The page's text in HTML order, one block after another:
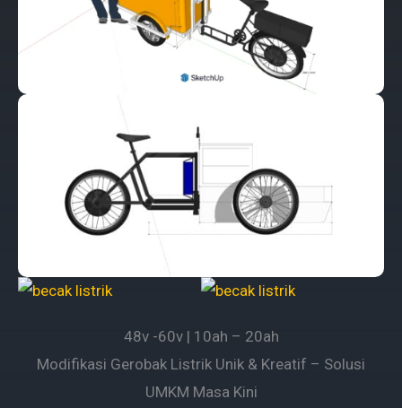
48v -60v | 10ah – 20ah
Modifikasi Gerobak Listrik Unik & Kreatif – Solusi
UMKM Masa Kini